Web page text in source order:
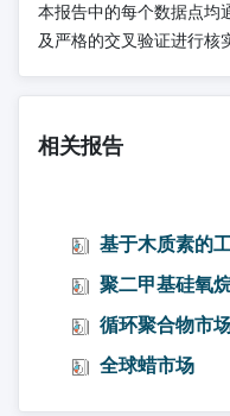
本报告中的每个数据点均
及严格的交叉验证进行核
相关报告
基于木质素的
聚二甲基硅氧
循环聚合物市
全球蜡市场